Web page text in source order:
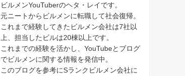
ビルメンYouTuberのヘタ・レイです。
元ニートからビルメンに転職して社会復帰。
これまで経験してきたビルメン会社は7社以
上、担当したビルは20棟以上です。
これまでの経験を活かし、YouTubeとブログ
でビルメンに関する情報を発信中。
このブログを参考にSランクビルメン会社に